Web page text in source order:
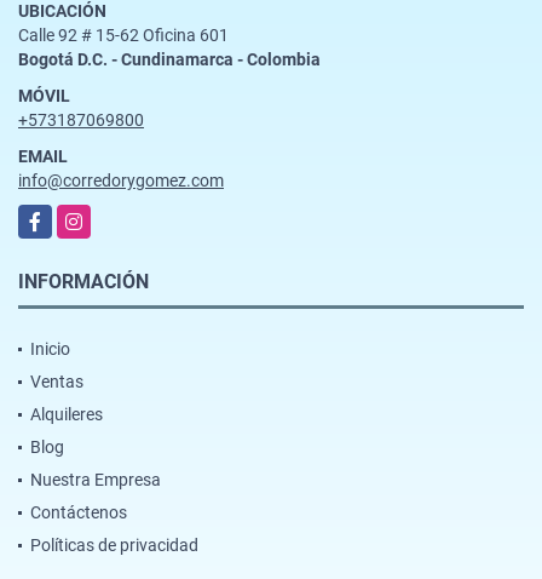
UBICACIÓN
Calle 92 # 15-62 Oficina 601
Bogotá D.C. - Cundinamarca - Colombia
MÓVIL
+573187069800
EMAIL
info@corredorygomez.com
FacebookInstagram
INFORMACIÓN
Inicio
Ventas
Alquileres
Blog
Nuestra Empresa
Contáctenos
Políticas de privacidad